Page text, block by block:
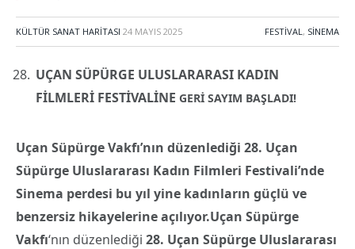
KÜLTÜR SANAT HARITASI 24 MAYIS 2025 FESTIVAL, SINEMA
UÇAN SÜPÜRGE ULUSLARARASI KADIN
FİLMLERİ FESTİVALİNE GERİ SAYIM BAŞLADI!
Uçan Süpürge Vakfı’nın düzenlediği 28. Uçan
Süpürge Uluslararası Kadın Filmleri Festivali’nde
Sinema perdesi bu yıl yine kadınların güçlü ve
benzersiz hikayelerine açılıyor.Uçan Süpürge
Vakfı‘nın düzenlediği 28. Uçan Süpürge Uluslararası